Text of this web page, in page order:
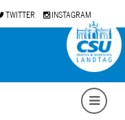
TWITTER INSTAGRAM